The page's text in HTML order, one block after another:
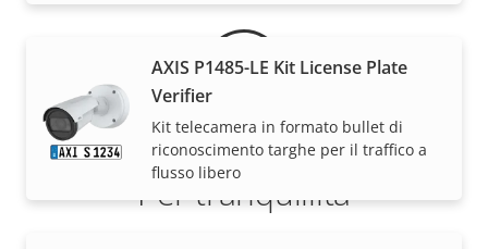
AXIS P1485-LE Kit License Plate
Verifier
Kit telecamera in formato bullet di
riconoscimento targhe per il traffico a
flusso libero
Per tranquillità